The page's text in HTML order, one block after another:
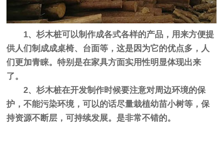
1、杉木桩可以制作成各式各样的产品，用来方便提
供人们制成成桌椅、台面等，这是因为它的优点多，人
们更加青睐。特别是在家具方面实用性明显体现出来
了。
2、杉木桩在开发制作时候要注意对周边环境的保
护，不能污染环境，可以的话尽量栽植幼苗小树等，保
持资源不断层，可持续发展。是非常不错的。